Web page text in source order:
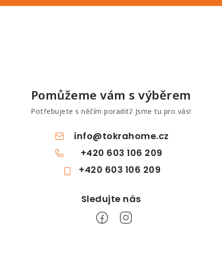
Pomůžeme vám s výběrem
Potřebujete s něčím poradit? Jsme tu pro vás!
info@tokrahome.cz
+420 603 106 209
+420 603 106 209